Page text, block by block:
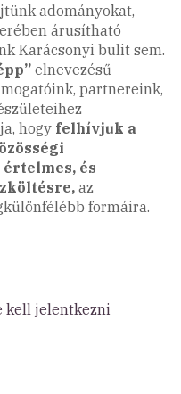
adományokat,
árusítható
Karácsonyi bulit sem.
elnevezésű
partnereink,
hogy felhívjuk a
értelmes, és
az
formáira.
kell jelentkezni